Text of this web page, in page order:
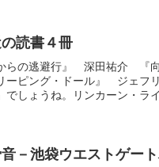
読書４冊
からの逃避行』 深田祐介
ーピング・ドール』 ジェフ
でしょうね。リンカーン・ラ
音－池袋ウエストゲ